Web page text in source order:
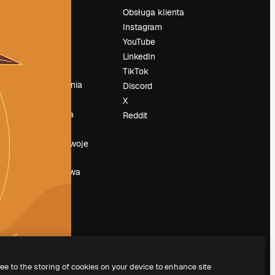
wyszukiwania
Wydarzenia
Sprzedaj swoje
Sala prasowa
Obsługa klienta
Instagram
YouTube
LinkedIn
TikTok
Discord
X
Reddit
to the storing of cookies on your device to enhance site